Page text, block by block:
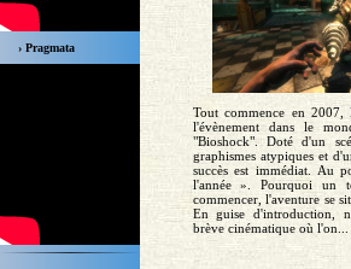
› Pragmata
Tout commence en 2007,
l'évènement dans le
"Bioshock". Doté d'un
graphismes atypiques et
succès est immédiat. Au
l'année ». Pourquoi un
commencer, l'aventure se
En guise d'introduction,
brève cinématique où l'on...